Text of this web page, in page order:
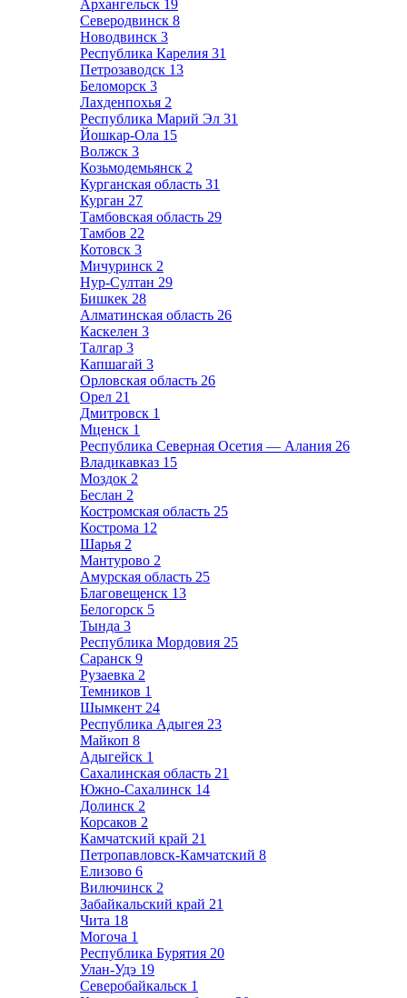
Архангельск 19
Северодвинск 8
Новодвинск 3
Республика Карелия 31
Петрозаводск 13
Беломорск 3
Лахденпохья 2
Республика Марий Эл 31
Йошкар-Ола 15
Волжск 3
Козьмодемьянск 2
Курганская область 31
Курган 27
Тамбовская область 29
Тамбов 22
Котовск 3
Мичуринск 2
Нур-Султан 29
Бишкек 28
Алматинская область 26
Каскелен 3
Талгар 3
Капшагай 3
Орловская область 26
Орел 21
Дмитровск 1
Мценск 1
Республика Северная Осетия — Алания 26
Владикавказ 15
Моздок 2
Беслан 2
Костромская область 25
Кострома 12
Шарья 2
Мантурово 2
Амурская область 25
Благовещенск 13
Белогорск 5
Тында 3
Республика Мордовия 25
Саранск 9
Рузаевка 2
Темников 1
Шымкент 24
Республика Адыгея 23
Майкоп 8
Адыгейск 1
Сахалинская область 21
Южно-Сахалинск 14
Долинск 2
Корсаков 2
Камчатский край 21
Петропавловск-Камчатский 8
Елизово 6
Вилючинск 2
Забайкальский край 21
Чита 18
Могоча 1
Республика Бурятия 20
Улан-Удэ 19
Северобайкальск 1